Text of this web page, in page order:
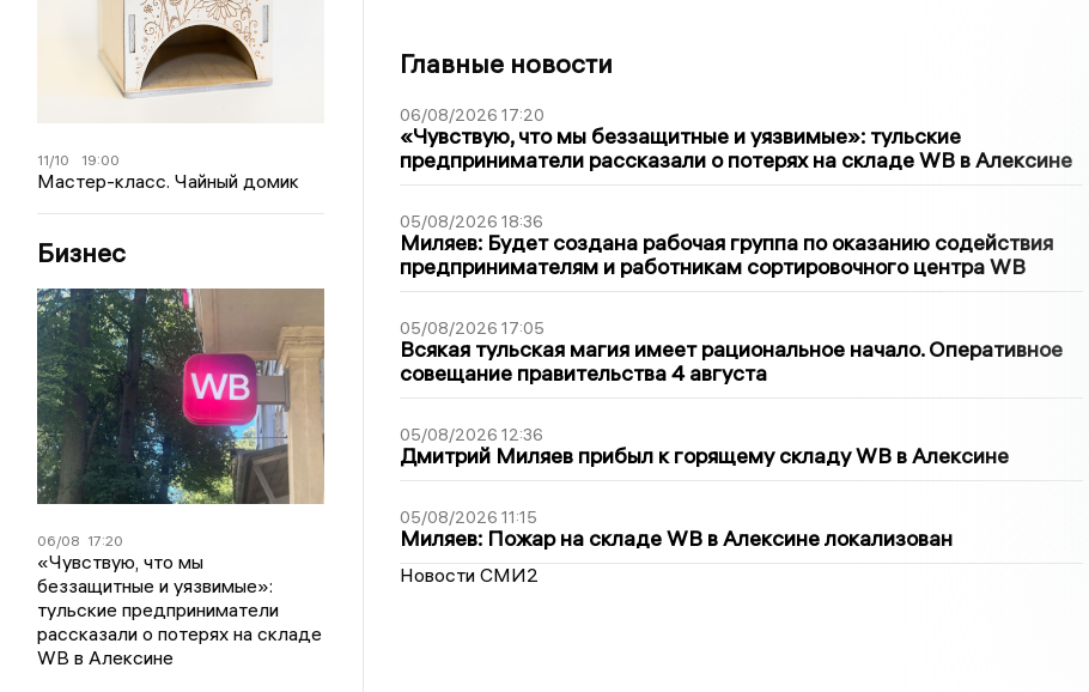
11/10 19:00
Мастер-класс. Чайный домик
Бизнес
06/08 17:20
«Чувствую, что мы
беззащитные и уязвимые»:
тульские предприниматели
рассказали о потерях на складе
WB в Алексине
Главные новости
06/08/2026 17:20
«Чувствую, что мы беззащитные и уязвимые»: тульские
предприниматели рассказали о потерях на складе WB в Алексине
05/08/2026 18:36
Миляев: Будет создана рабочая группа по оказанию содействия
предпринимателям и работникам сортировочного центра WB
05/08/2026 17:05
Всякая тульская магия имеет рациональное начало. Оперативное
совещание правительства 4 августа
05/08/2026 12:36
Дмитрий Миляев прибыл к горящему складу WB в Алексине
05/08/2026 11:15
Миляев: Пожар на складе WB в Алексине локализован
Новости СМИ2